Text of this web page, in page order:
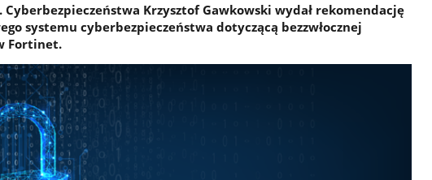
Cyberbezpieczeństwa Krzysztof Gawkowski wydał rekomendację
systemu cyberbezpieczeństwa dotyczącą bezzwłocznej
Fortinet.